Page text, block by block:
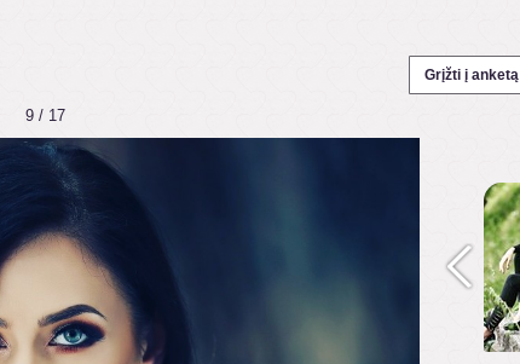
Grįžti į anketą
9 / 17